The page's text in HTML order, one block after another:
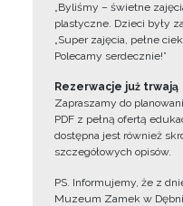
„Byliśmy – świetne
plastyczne. Dzieci były
„Super zajęcia, pełne
Polecamy serdecznie!”
Rezerwacje już trwają
Zapraszamy do
PDF z pełną ofertą
dostępna jest również
szczegółowych opisów.
PS. Informujemy, że z
Muzeum Zamek w